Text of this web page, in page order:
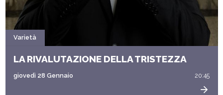
Varietà
LA RIVALUTAZIONE DELLA TRISTEZZA
giovedì 28 Gennaio 20:45